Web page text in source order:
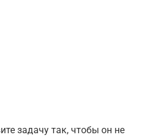
задачу так, чтобы он не